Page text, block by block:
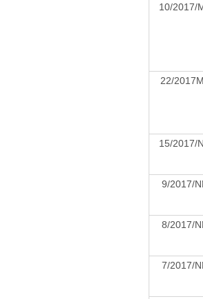
10/2017/
22/
15/2017/
9/2017/
8/2017/
7/2017/